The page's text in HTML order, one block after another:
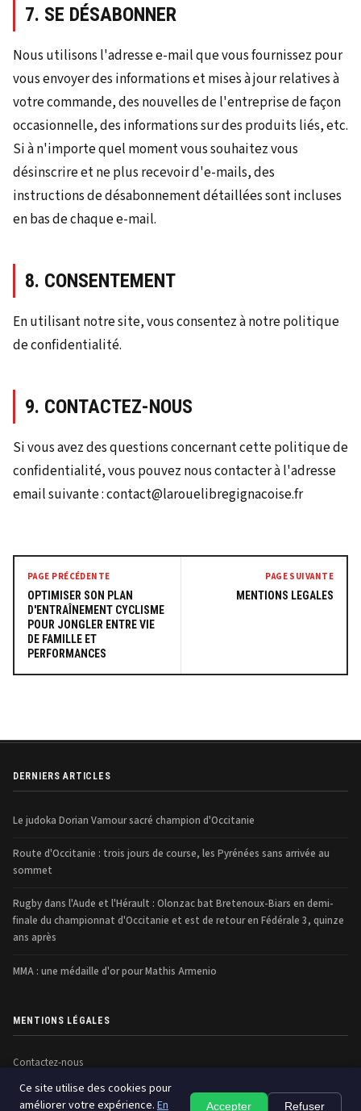
7. SE DÉSABONNER
Nous utilisons l'adresse e-mail que vous fournissez pour
vous envoyer des informations et mises à jour relatives à
votre commande, des nouvelles de l'entreprise de façon
occasionnelle, des informations sur des produits liés, etc.
Si à n'importe quel moment vous souhaitez vous
désinscrire et ne plus recevoir d'e-mails, des
instructions de désabonnement détaillées sont incluses
en bas de chaque e-mail.
8. CONSENTEMENT
En utilisant notre site, vous consentez à notre politique
de confidentialité.
9. CONTACTEZ-NOUS
Si vous avez des questions concernant cette politique de
confidentialité, vous pouvez nous contacter à l'adresse
email suivante : contact@larouelibregignacoise.fr
PAGE PRÉCÉDENTE
OPTIMISER SON PLAN
D'ENTRAÎNEMENT CYCLISME
POUR JONGLER ENTRE VIE
DE FAMILLE ET
PERFORMANCES
PAGE SUIVANTE
MENTIONS LEGALES
DERNIERS ARTICLES
Le judoka Dorian Vamour sacré champion d'Occitanie
Route d'Occitanie : trois jours de course, les Pyrénées sans arrivée au
sommet
Rugby dans l'Aude et l'Hérault : Olonzac bat Bretenoux-Biars en demi-
finale du championnat d'Occitanie et est de retour en Fédérale 3, quinze
ans après
MMA : une médaille d'or pour Mathis Armenio
MENTIONS LÉGALES
Contactez-nous
Ce site utilise des cookies pour
améliorer votre expérience. En Accepter Refuser